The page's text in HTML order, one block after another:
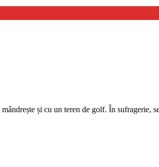
și cu un teren de golf. În sufragerie,